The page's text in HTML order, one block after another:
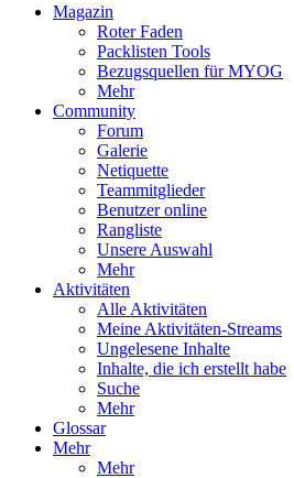
Magazin
Roter Faden
Packlisten Tools
Bezugsquellen für MYOG
Mehr
Community
Forum
Galerie
Netiquette
Teammitglieder
Benutzer online
Rangliste
Unsere Auswahl
Mehr
Aktivitäten
Alle Aktivitäten
Meine Aktivitäten-Streams
Ungelesene Inhalte
Inhalte, die ich erstellt habe
Suche
Mehr
Glossar
Mehr
Mehr